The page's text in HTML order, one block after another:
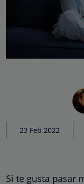
23 Feb 2022
Si te gusta pasar